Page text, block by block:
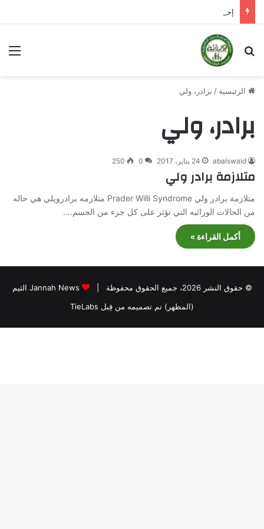
إحصائيات عن حمض الفوليك قبل الحمل
بحث عن
الرئيسية / برادر، ولي
برادر، ولي
abalswaid 24 يناير، 2017 0
250
متلازمة برادر ولي
متلازمة برادر ولي Prader Willi Syndrome متلازمه برادرويلي هي حاله
من الحالات الوراثيه التي تؤثر على كل جزء من الجسم.…
أكمل القراءة »
© حقوق النشر 2026، جميع الحقوق محفوظة |
Jannah News الثيم
(المظهر) تم تصميمه من قِبل TieLabs